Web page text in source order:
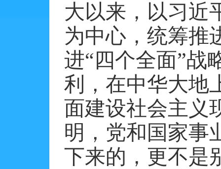
大以来，以习近
为中心，统筹推
进“四个全面”战
利，在中华大地
面建设社会主义
明，党和国家事
下来的，更不是